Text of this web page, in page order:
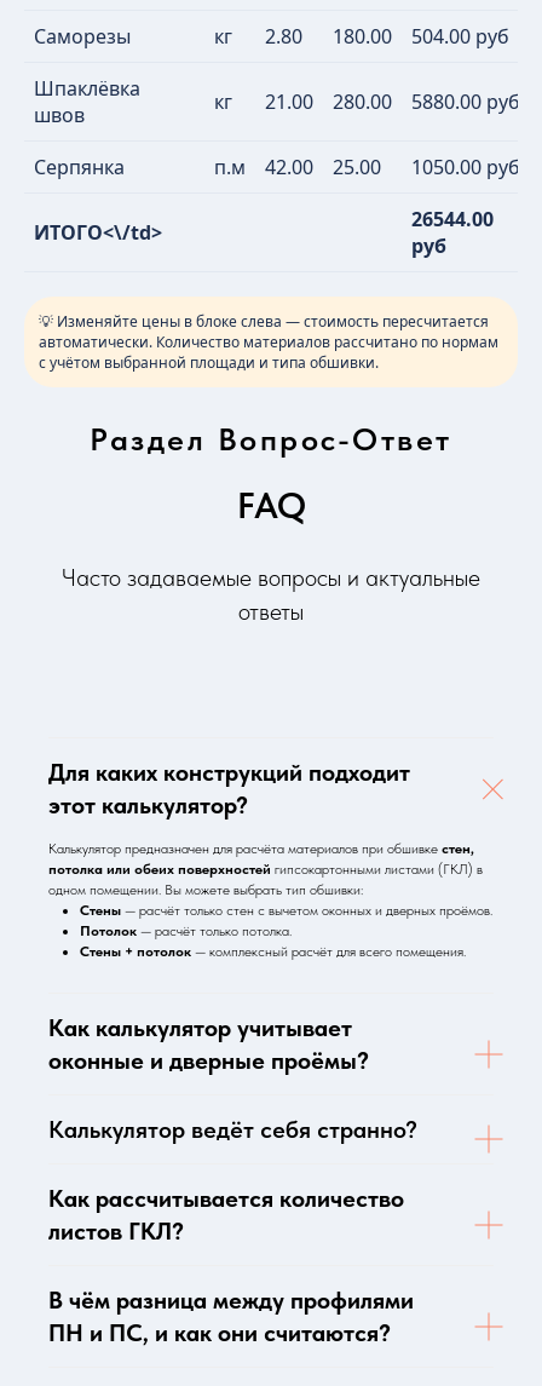
Саморезы кг 2.80 180.00
504.00 руб
Шпаклёвка
швов
кг 21.00 280.00 5880.00 руб
Серпянка п.м 42.00 25.00 1050.00 руб
ИТОГО<\/td>
26544.00
руб
💡 Изменяйте цены в блоке слева — стоимость пересчитается
автоматически. Количество материалов рассчитано по нормам
с учётом выбранной площади и типа обшивки.
Раздел Вопрос-Ответ
FAQ
Часто задаваемые вопросы и актуальные
ответы
Для каких конструкций подходит
этот калькулятор?
Калькулятор предназначен для расчёта материалов при обшивке стен,
потолка или обеих поверхностей гипсокартонными листами (ГКЛ) в
одном помещении. Вы можете выбрать тип обшивки:
Стены — расчёт только стен с вычетом оконных и дверных проёмов.
Потолок — расчёт только потолка.
Стены + потолок — комплексный расчёт для всего помещения.
Как калькулятор учитывает
оконные и дверные проёмы?
Калькулятор ведёт себя странно?
Как рассчитывается количество
листов ГКЛ?
В чём разница между профилями
ПН и ПС, и как они считаются?